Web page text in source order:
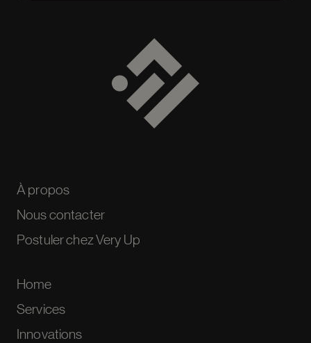
À propos
Nous contacter
Postuler chez Very Up
Home
Services
Innovations